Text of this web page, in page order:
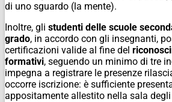
di uno sguardo (la mente).
Inoltre, gli studenti delle scuole
grado, in accordo con gli insegnanti,
certificazioni valide al fine del
formativi, seguendo un minimo di tre
impegna a registrare le presenze
occorre iscrizione: è sufficiente
appositamente allestito nella sala